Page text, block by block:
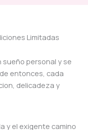
Limitadas
sueño personal y se
entonces, cada
delicadeza y
y el exigente camino